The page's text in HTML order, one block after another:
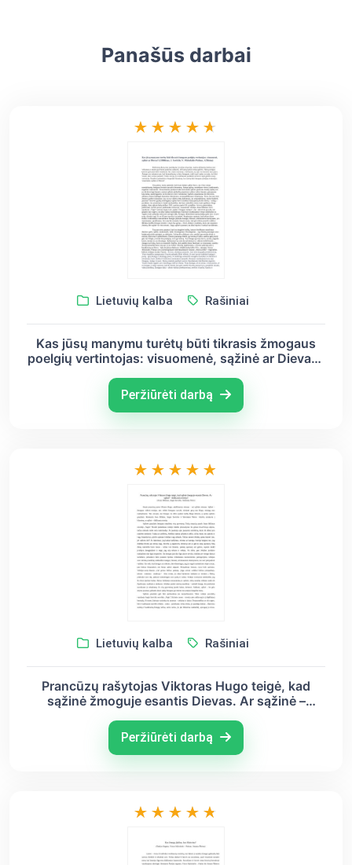
Panašūs darbai
Lietuvių kalba Rašiniai
Kas jūsų manymu turėtų būti tikrasis žmogaus
poelgių vertintojas: visuomenė, sąžinė ar Dievas?
A.Škėma)
Peržiūrėti darbą
Lietuvių kalba Rašiniai
Prancūzų rašytojas Viktoras Hugo teigė, kad
sąžinė žmoguje esantis Dievas. Ar sąžinė –
Peržiūrėti darbą